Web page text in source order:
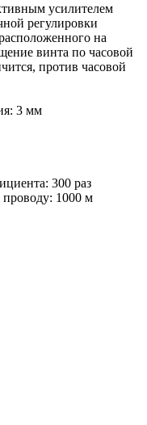
усилителем
регулировки
на
винта по часовой
против часовой
3 мм
300 раз
проводу: 1000 м